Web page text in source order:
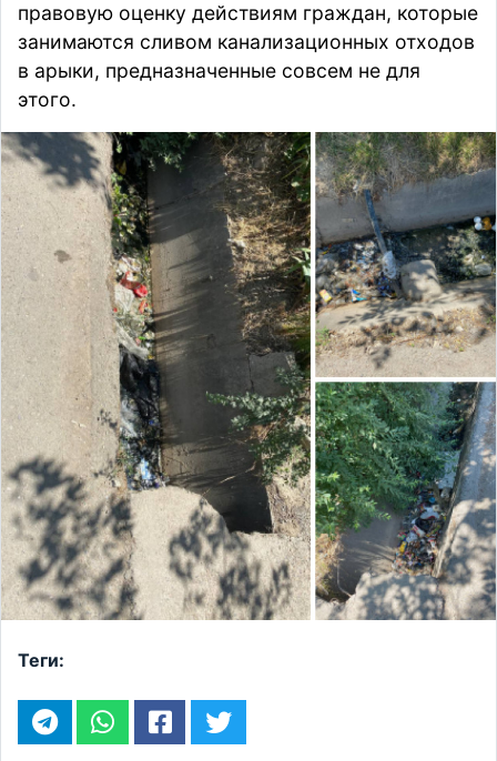
правовую оценку действиям граждан, которые
занимаются сливом канализационных отходов
в арыки, предназначенные совсем не для
этого.
Теги: